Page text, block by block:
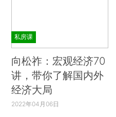
私房课
向松祚：宏观经济70
讲，带你了解国内外
经济大局
2022年04月06日